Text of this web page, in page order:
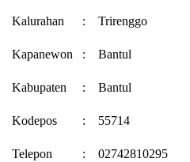
Kalurahan : Trirenggo
Kapanewon : Bantul
Kabupaten : Bantul
Kodepos : 55714
Telepon : 02742810295